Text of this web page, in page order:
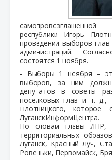
республики Игорь
проведении выборов
администраций.
состоятся 1 ноября.
- Выборы 1 ноября –
выборов, за ним
депутатов в советы
поселковых глав и т. д.,
Плотницкого, которое
ЛуганскИнформЦентра.
По словам главы ЛНР,
территориальных
Луганск, Красный Луч,
Ровеньки, Первомайск,